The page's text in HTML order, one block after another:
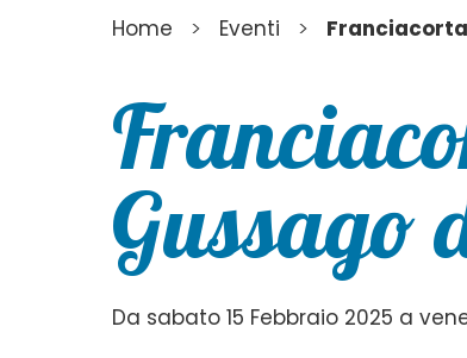
Home > Eventi >
Gussago
Da sabato 15 Febbraio 2025 a